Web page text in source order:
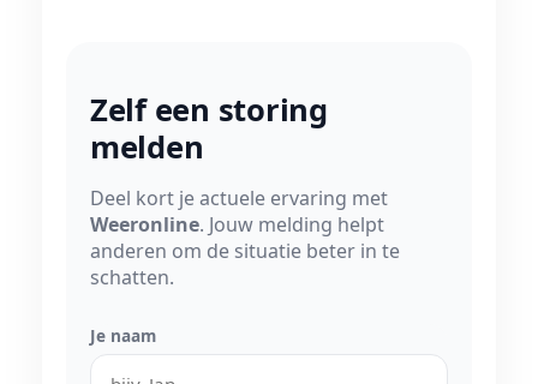
Zelf een storing
melden
Deel kort je actuele ervaring met
Weeronline. Jouw melding helpt
anderen om de situatie beter in te
schatten.
Je naam